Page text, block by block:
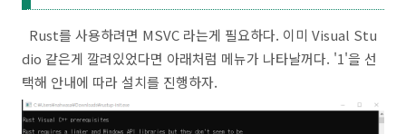
Rust를 사용하려면 MSVC 라는게 필요하다. 이미 Visual Stu
dio 같은게 깔려있었다면 아래처럼 메뉴가 나타날꺼다. '1'을 선
택해 안내에 따라 설치를 진행하자.